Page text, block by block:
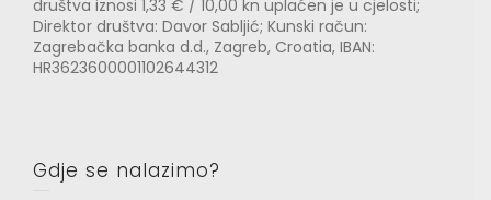
društva iznosi 1,33 € / 10,00 kn uplaćen je u cjelosti;
Direktor društva: Davor Sabljić; Kunski račun:
Zagrebačka banka d.d., Zagreb, Croatia, IBAN:
HR3623600001102644312
Gdje se nalazimo?